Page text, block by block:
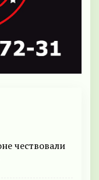
чествовали